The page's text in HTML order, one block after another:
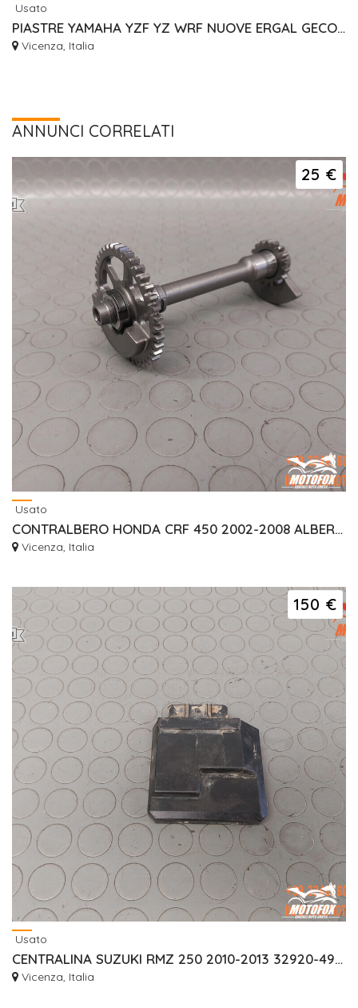
Usato
PIASTRE YAMAHA YZF YZ WRF NUOVE ERGAL GECO RISER
Vicenza, Italia
ANNUNCI CORRELATI
25 €
Usato
CONTRALBERO HONDA CRF 450 2002-2008 ALBERO GOMITI
Vicenza, Italia
150 €
Usato
CENTRALINA SUZUKI RMZ 250 2010-2013 32920-49H30
Vicenza, Italia